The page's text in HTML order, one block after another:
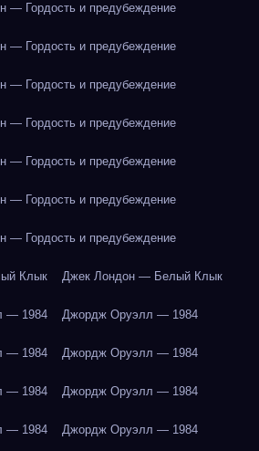
— Гордость и предубеждение
— Гордость и предубеждение
— Гордость и предубеждение
— Гордость и предубеждение
— Гордость и предубеждение
— Гордость и предубеждение
— Гордость и предубеждение
Клык Джек Лондон — Белый Клык
— 1984 Джордж Оруэлл — 1984
— 1984 Джордж Оруэлл — 1984
— 1984 Джордж Оруэлл — 1984
— 1984 Джордж Оруэлл — 1984